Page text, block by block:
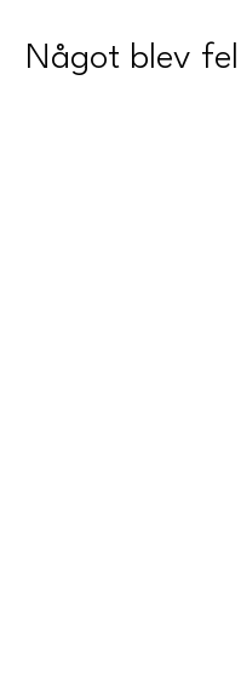
Något blev fel